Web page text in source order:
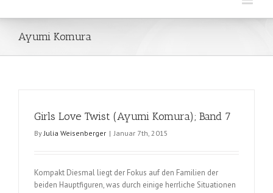
Ayumi Komura
Girls Love Twist (Ayumi Komura); Band 7
ByJulia Weisenberger | Januar 7th, 2015
Kompakt Diesmal liegt der Fokus auf den Familien der
beiden Hauptfiguren, was durch einige herrliche Situationen